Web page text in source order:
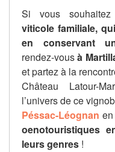
Si vous souhaitez
viticole familiale,
en conservant
rendez-vousà
et partez à la
Château Latour-
l’univers de ce
Péssac-Léognan
oenotouristiques
leurs genres !